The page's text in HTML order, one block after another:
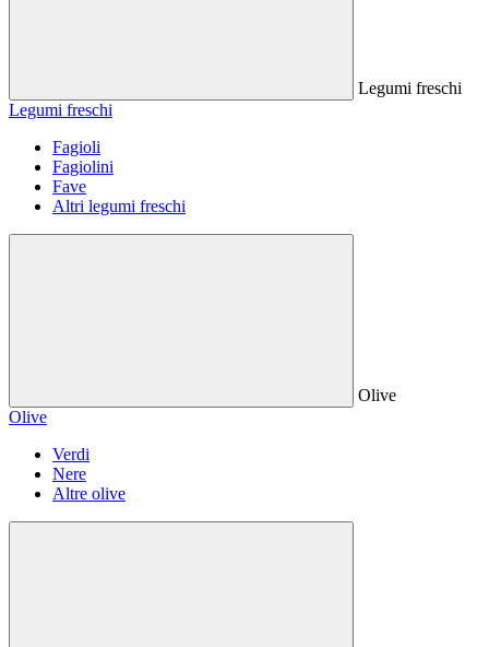
Legumi freschi
Legumi freschi
Fagioli
Fagiolini
Fave
Altri legumi freschi
Olive
Olive
Verdi
Nere
Altre olive